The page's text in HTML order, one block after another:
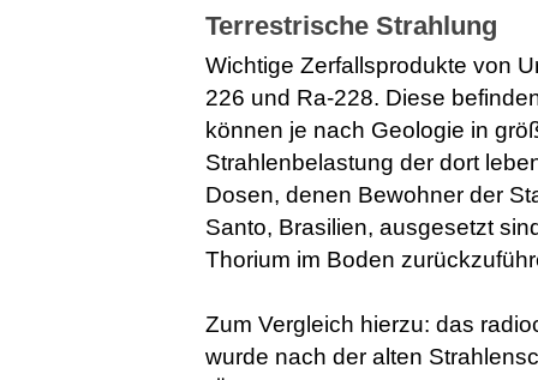
Terrestrische Strahlung
Wichtige Zerfallsprodukte von
226 und Ra-228. Diese
können je nach Geologie in
Strahlenbelastung der dort
Dosen, denen Bewohner der
Santo, Brasilien, ausgesetzt
Thorium im Boden
Zum Vergleich hierzu: das
wurde nach der alten